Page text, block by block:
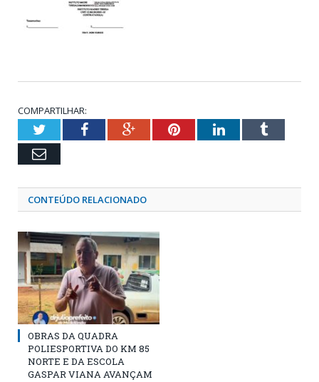
COMPARTILHAR:
TwitterFacebookGoogle+PinterestLinkedInTumblr
Email
CONTEÚDO RELACIONADO
OBRAS DA QUADRA
POLIESPORTIVA DO KM 85
NORTE E DA ESCOLA
GASPAR VIANA AVANÇAM